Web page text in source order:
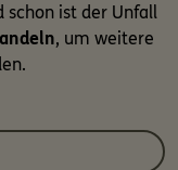
schon ist der Unfall
, um weitere